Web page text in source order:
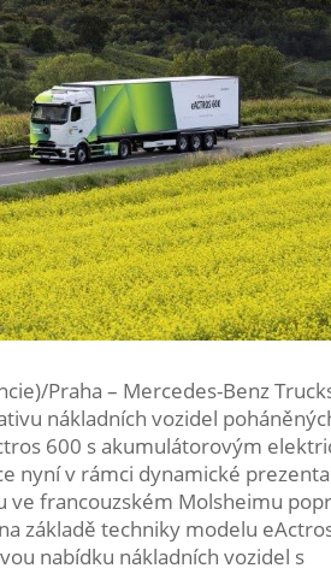
Praha – Mercedes-Benz
nákladních vozidel
600 s akumulátorovým
nyní v rámci dynamické
ve francouzském Molsheimu
základě techniky modelu
nabídku nákladních vozidel s